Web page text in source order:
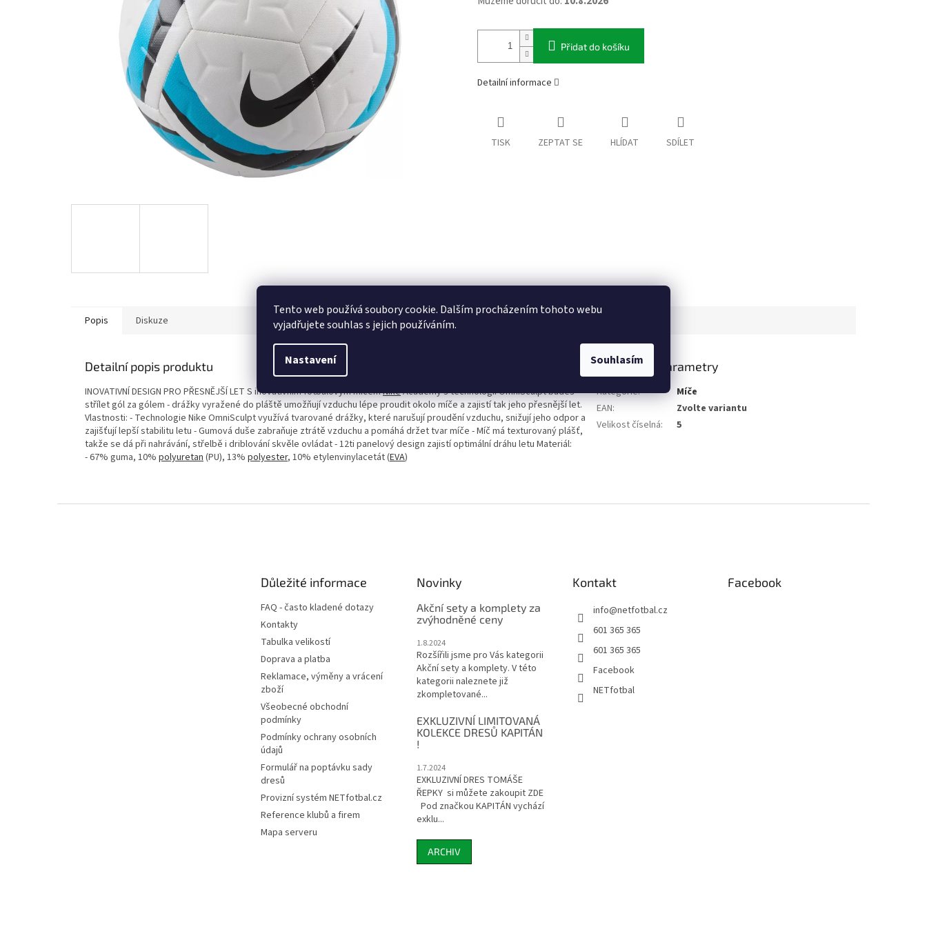
Tento web používá soubory cookie. Dalším procházením tohoto webu
vyjadřujete souhlas s jejich používáním.
Nastavení Souhlasím
Přidat do košíku
Detailní informace
TISK ZEPTAT SE HLÍDAT SDÍLET
Popis Diskuze
Detailní popis produktu
INOVATIVNÍ DESIGN PRO PŘESNĚJŠÍ LET S inovativním fotbalovým míčemNikeAcademy s technologií OmniSculpt budeš
střílet gól za gólem - drážky vyražené do pláště umožňují vzduchu lépe proudit okolo míče a zajistí tak jeho přesnější let.
Vlastnosti: - Technologie Nike OmniSculpt využívá tvarované drážky, které narušují proudění vzduchu, snižují jeho odpor a
zajišťují lepší stabilitu letu - Gumová duše zabraňuje ztrátě vzduchu a pomáhá držet tvar míče - Míč má texturovaný plášť,
takže se dá při nahrávání, střelbě i driblování skvěle ovládat - 12ti panelový design zajistí optimální dráhu letu Materiál:
- 67% guma, 10% polyuretan(PU), 13% polyester, 10% etylenvinylacetát (EVA)
Doplňkové parametry
Kategorie:
Míče
EAN:
Zvolte variantu
Velikost číselná: 5
Důležité informace
FAQ - často kladené dotazy
Kontakty
Tabulka velikostí
Doprava a platba
Reklamace, výměny a vrácení
zboží
Všeobecné obchodní
podmínky
Podmínky ochrany osobních
údajů
Formulář na poptávku sady
dresů
Provizní systém NETfotbal.cz
Reference klubů a firem
Mapa serveru
Novinky
Akční sety a komplety za
zvýhodněné ceny
1.8.2024
Rozšířili jsme pro Vás kategorii
Akční sety a komplety. V této
kategorii naleznete již
zkompletované...
EXKLUZIVNÍ LIMITOVANÁ
KOLEKCE DRESŮ KAPITÁN
!
1.7.2024
EXKLUZIVNÍ DRES TOMÁŠE
ŘEPKY si můžete zakoupit ZDE
Pod značkou KAPITÁN vychází
exklu...
ARCHIV
Kontakt
info@netfotbal.cz
601 365 365
601 365 365
Facebook
NETfotbal
Facebook